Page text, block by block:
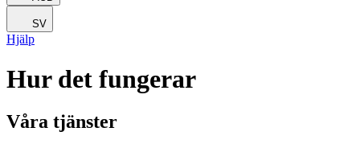
SV
Hjälp
Hur det fungerar
Våra tjänster